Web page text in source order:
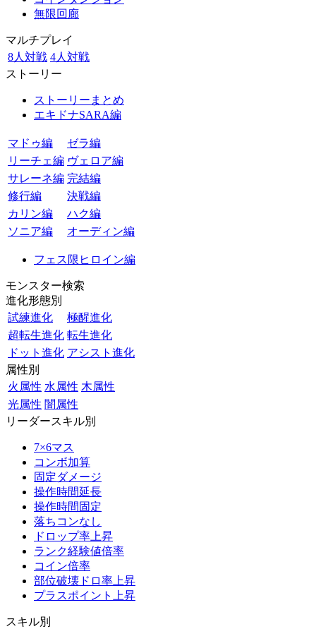
無限回廊
マルチプレイ
8人対戦 4人対戦
ストーリー
ストーリーまとめ
エキドナSARA編
マドゥ編
ゼラ編
リーチェ編 ヴェロア編
サレーネ編 完結編
修行編
決戦編
カリン編
ハク編
ソニア編
オーディン編
フェス限ヒロイン編
モンスター検索
進化形態別
試練進化
極醒進化
超転生進化 転生進化
ドット進化 アシスト進化
属性別
火属性 水属性 木属性
光属性 闇属性
リーダースキル別
7×6マス
コンボ加算
固定ダメージ
操作時間延長
操作時間固定
落ちコンなし
ドロップ率上昇
ランク経験値倍率
コイン倍率
部位破壊ドロ率上昇
プラスポイント上昇
スキル別